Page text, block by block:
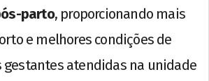
parto, proporcionando mais
e melhores condições de
atendidas na unidade